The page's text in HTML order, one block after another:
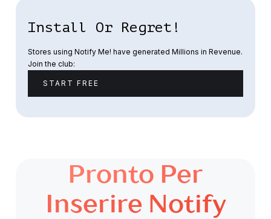
Install Or Regret!
Stores using Notify Me! have generated Millions in Revenue.
Join the club:
START FREE
Pronto Per
Inserire Notify